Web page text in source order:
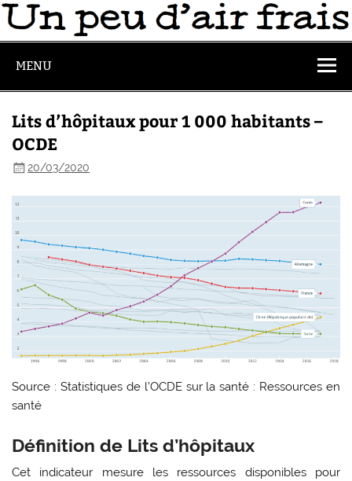
MENU
Lits d’hôpitaux pour 1 000 habitants –
OCDE
20/03/2020
Source : Statistiques de l’OCDE sur la santé : Ressources en
santé
Définition de Lits d’hôpitaux
Cet indicateur mesure les ressources disponibles pour